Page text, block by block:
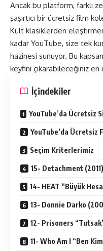
Ancak bu platform, farklı
şaşırtıcı bir ücretsiz film
Kült klasiklerden
kadar YouTube, size tek
hazinesi sunuyor. Bu
keyfini çıkarabileceğiniz
İçindekiler
YouTube’da Ücretsiz
YouTube’da Ücretsiz
Seçim Kriterlerimiz
15- Detachment (2011)
14- HEAT “Büyük
13- Donnie Darko
12- Prisoners
11- Who Am I “Ben